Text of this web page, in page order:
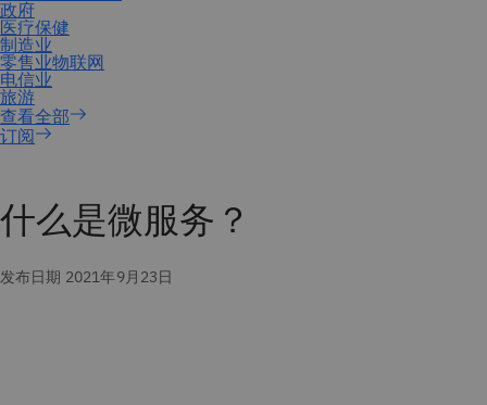
订阅
什么是微服务？
发布日期 2021年9月23日